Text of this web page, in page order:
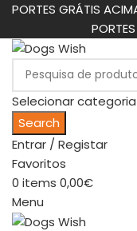
PORTES GRÁTIS
Selecionar categoria
Search
Entrar / Registar
Favoritos
0 items 0,00€
Menu